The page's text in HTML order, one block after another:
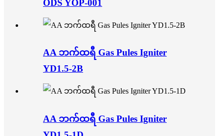
ODS YOP-001
AA ဘက်ထရီ Gas Pules Igniter
YD1.5-2B
AA ဘက်ထရီ Gas Pules Igniter